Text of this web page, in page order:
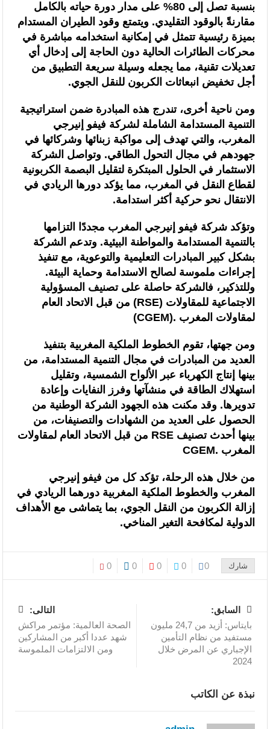
بنسبة تصل إلى 80% على مدار دورة حياته بالكامل
مقارنةً بالوقود التقليدي. ويتمتع وقود الطيران المستدام
بميزة رئيسية تتمثل في إمكانية استخدامه مباشرة في
محركات الطائرات الحالية دون الحاجة إلى إدخال أي
تعديلات تقنية، مما يجعله وسيلة سريعة التطبيق من
أجل تخفيض انبعاثات الكربون للنقل الجوي.
ومن ناحية أخرى، تندرج هذه المبادرة ضمن استراتيجية
التنمية المستدامة الشاملة لشركة فيفو إنيرجي
المغرب، والتي تهدف إلى مواكبة زبنائها وشركائها في
جهودهم في مجال التحول الطاقي. وتواصل الشركة
الاستثمار في الحلول المبتكرة لتقليل البصمة الكربونية
لقطاع النقل في المغرب، مما يؤكد دورها الريادي في
الانتقال نحو حركية أكثر استدامة.
وتؤكد شركة فيفو إنيرجي المغرب مجددًا التزامها
بالتنمية المستدامة والمواطنة البيئية. وتدعم الشركة
بشكل كبير المبادرات التعليمية والتوعوية، مع تنفيذ
إجراءات ملموسة لصالح الاستدامة وحماية البيئة.
وللتذكير، فالشركة حاصلة على تصنيف المسؤولية
الاجتماعية للمقاولات (RSE) من قبل الاتحاد العام
لمقاولات المغرب .(CGEM)
ومن جهتها، تقوم الخطوط الملكية المغربية بتنفيذ
العديد من المبادرات في مجال التنمية المستدامة، من
بينها إنتاج الكهرباء عبر الألواح الشمسية، وتقليل
استهلاك الطاقة في منشآتها وفرز النفايات وإعادة
تدويرها. وقد مكنت هذه الجهود الشركة الوطنية من
الحصول على العديد من الشهادات والتصنيفات، من
بينها أحدث تصنيف RSE من قبل الاتحاد العام لمقاولات
المغرب .CGEM
من خلال هذه الرحلة، تؤكد كل من فيفو إنيرجي
المغرب والخطوط الملكية المغربية دورهما الريادي في
إزالة الكربون من النقل الجوي، بما يتماشى مع الأهداف
الدولية لمكافحة التغير المناخي.
شارك 0
0
0
0
0
السابق:
بايتاس: أزيد من 24,7 مليون
مستفيد من نظام التأمين
الإجباري عن المرض خلال
2024
التالى:
الصحة العالمية: مؤتمر مراكش
شهد عددا أكبر من المشاركين
ومن الالتزامات الملموسة
نبذة عن الكاتب